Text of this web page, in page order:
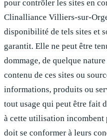
pour contrôler les sites en
Clinalliance Villiers-sur-
disponibilité de tels sites et
garantit. Elle ne peut être
dommage, de quelque
contenu de ces sites ou
informations, produits ou
tout usage qui peut être fait
à cette utilisation
doit se conformer à leurs